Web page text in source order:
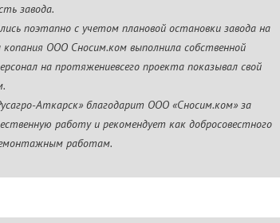
завода.
поэтапно с учетом плановой остановки завода на
ООО Сносим.ком выполнила собственной
на протяжениевсего проекта показывал свой
Аткарск» благодарит ООО «Сносим.ком» за
работу и рекомендует как добросовестного
работам.